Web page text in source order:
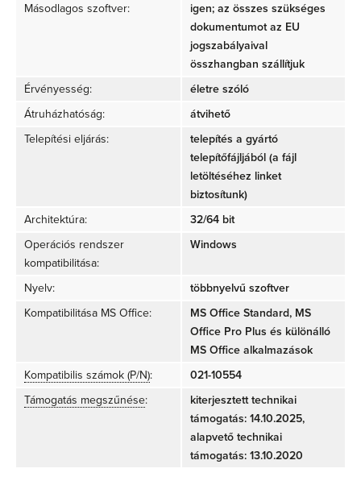
Másodlagos szoftver:
igen; az összes szükséges
dokumentumot az EU
jogszabályaival
összhangban szállítjuk
Érvényesség:
életre szóló
Átruházhatóság:
átvihető
Telepítési eljárás:
telepítés a gyártó
telepítőfájljából (a fájl
letöltéséhez linket
biztosítunk)
Architektúra:
32/64 bit
Operációs rendszer
kompatibilitása:
Windows
Nyelv:
többnyelvű szoftver
Kompatibilitása MS Office:
MS Office Standard, MS
Office Pro Plus és különálló
MS Office alkalmazások
Kompatibilis számok (P/N):
021-10554
Támogatás megszűnése:
kiterjesztett technikai
támogatás: 14.10.2025,
alapvető technikai
támogatás: 13.10.2020